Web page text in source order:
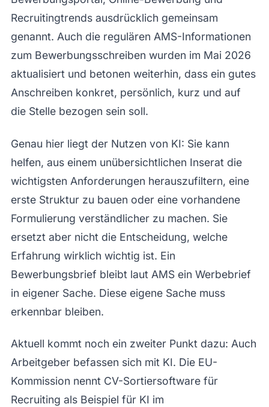
Recruitingtrends ausdrücklich gemeinsam
genannt. Auch die regulären AMS-Informationen
zum Bewerbungsschreiben wurden im Mai 2026
aktualisiert und betonen weiterhin, dass ein gutes
Anschreiben konkret, persönlich, kurz und auf
die Stelle bezogen sein soll.
Genau hier liegt der Nutzen von KI: Sie kann
helfen, aus einem unübersichtlichen Inserat die
wichtigsten Anforderungen herauszufiltern, eine
erste Struktur zu bauen oder eine vorhandene
Formulierung verständlicher zu machen. Sie
ersetzt aber nicht die Entscheidung, welche
Erfahrung wirklich wichtig ist. Ein
Bewerbungsbrief bleibt laut AMS ein Werbebrief
in eigener Sache. Diese eigene Sache muss
erkennbar bleiben.
Aktuell kommt noch ein zweiter Punkt dazu: Auch
Arbeitgeber befassen sich mit KI. Die EU-
Kommission nennt CV-Sortiersoftware für
Recruiting als Beispiel für KI im